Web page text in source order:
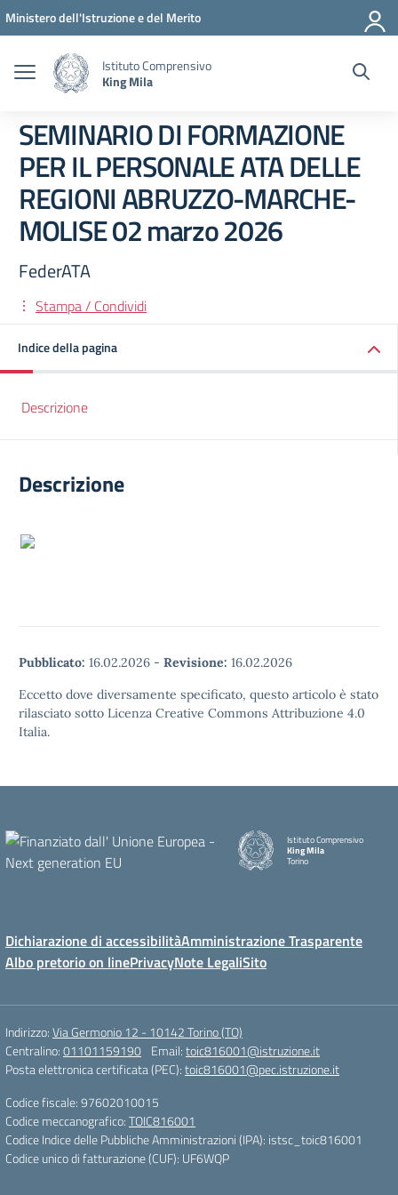
Vai ai contenuti
Vai al menu di navigazione
Vai al footer
Ministero dell'Istruzione e del Merito
Istituto Comprensivo
King Mila
SEMINARIO DI FORMAZIONE
PER IL PERSONALE ATA DELLE
REGIONI ABRUZZO-MARCHE-
MOLISE 02 marzo 2026
FederATA
Stampa / Condividi
Indice della pagina
Descrizione
Descrizione
Pubblicato: 16.02.2026 - Revisione: 16.02.2026
Eccetto dove diversamente specificato, questo articolo è stato
rilasciato sotto Licenza Creative Commons Attribuzione 4.0
Italia.
Istituto Comprensivo
King Mila
Torino
Dichiarazione di accessibilitàAmministrazione Trasparente
Albo pretorio on linePrivacyNote LegaliSito
Indirizzo:Via Germonio 12 - 10142 Torino (TO)
Centralino:01101159190 Email:toic816001@istruzione.it
Posta elettronica certificata (PEC):toic816001@pec.istruzione.it
Codice fiscale: 97602010015
Codice meccanografico:TOIC816001
Codice Indice delle Pubbliche Amministrazioni (IPA): istsc_toic816001
Codice unico di fatturazione (CUF): UF6WQP